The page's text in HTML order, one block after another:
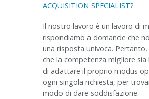
ACQUISITION SPECIALIST?
Il nostro lavoro è un lavoro di
rispondiamo a domande che
una risposta univoca.
che la competenza migliore sia
di adattare il proprio modus
ogni singola richiesta, per
modo di dare soddisfazione.